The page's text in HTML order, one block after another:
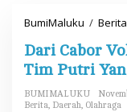
BumiMaluku / Berita
Dari Cabor
Tim Putri
BUMIMALUKU
Berita, Daerah, Olahraga